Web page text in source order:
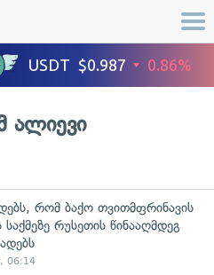
ალიევი
რომ ბაქო თვითმფრინავის
რუსეთის წინააღმდეგ
06:14